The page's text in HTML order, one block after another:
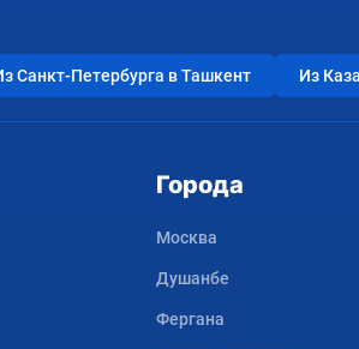
Санкт-Петербурга в Ташкент Из
Города
Москва
Душанбе
Фергана